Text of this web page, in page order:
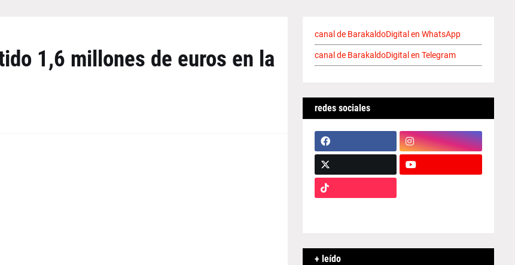
1,6 millones de euros en la
canal de BarakaldoDigital en WhatsApp
canal de BarakaldoDigital en Telegram
redes sociales
+ leído